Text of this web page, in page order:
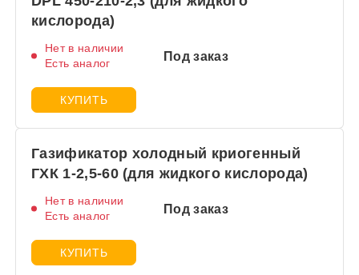
кислорода)
Нет в наличии
Есть аналог
Под заказ
КУПИТЬ
Газификатор холодный криогенный
ГХК 1-2,5-60 (для жидкого кислорода)
Нет в наличии
Есть аналог
Под заказ
КУПИТЬ